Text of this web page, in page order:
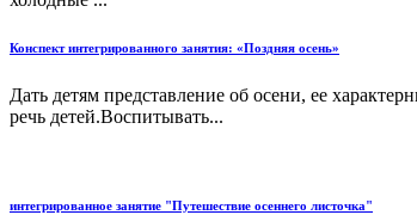
Конспект интегрированного занятия: «Поздняя осень»
Дать детям представление об осени, ее
речь детей.Воспитывать...
интегрированное занятие "Путешествие осеннего листочка"